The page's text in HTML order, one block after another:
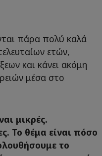
πάρα πολύ καλά
ετών,
και κάνει ακόμη
μέσα στο
μικρές.
Το θέμα είναι πόσο
το